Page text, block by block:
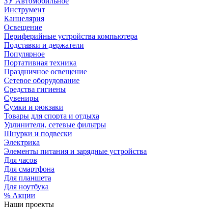
Инструмент
Канцелярия
Освещение
Периферийные устройства компьютера
Подставки и держатели
Популярное
Портативная техника
Праздничное освещение
Сетевое оборудование
Средства гигиены
Сувениры
Сумки и рюкзаки
Товары для спорта и отдыха
Удлинители, сетевые фильтры
Шнурки и подвески
Электрика
Элементы питания и зарядные устройства
Для часов
Для смартфона
Для планшета
Для ноутбука
% Акции
Наши проекты